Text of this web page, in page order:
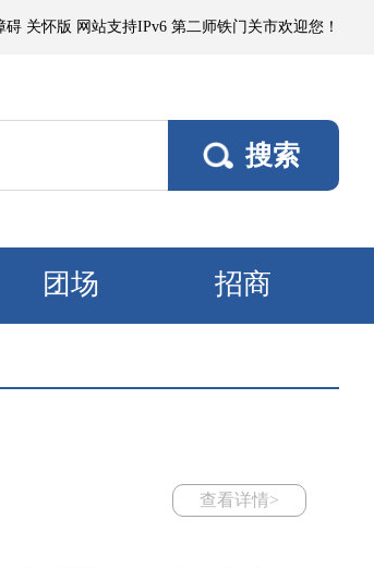
阵风5～6级；其他垦区阵风4～5级，焉耆垦区
碍 关怀版 网站支持IPv6 第二师铁门关市欢迎您！
团场 招商
查看详情>